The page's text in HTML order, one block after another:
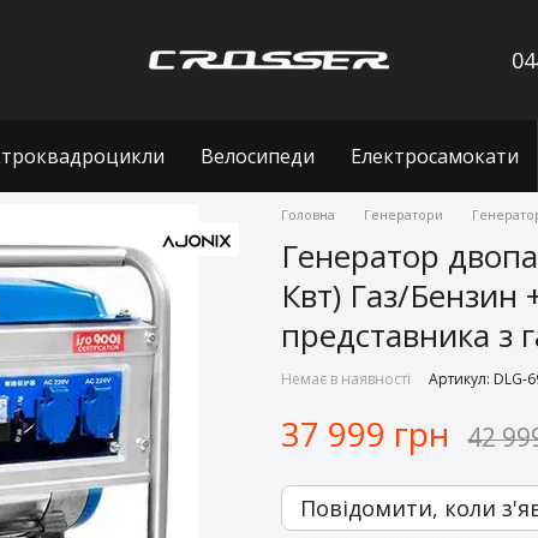
Велосипеди Електросамокати
Головна Генератори
Генератор
Квт) Газ/Бензин
представника з
Немає в наявності Артикул: DLG-
37 999 грн 42
Повідомити, коли